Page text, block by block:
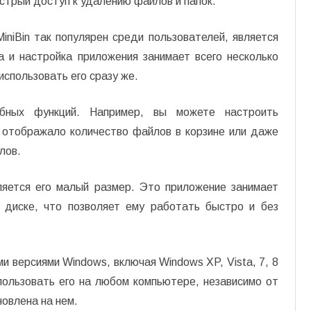
так популярен среди пользователей, является
и настройка приложения занимает всего несколько
его сразу же.
функций. Например, вы можете настроить
количество файлов в корзине или даже
его малый размер. Это приложение занимает
диске, что позволяет ему работать быстро и без
версиями Windows, включая Windows XP, Vista, 7, 8
его на любом компьютере, независимо от
на нем.